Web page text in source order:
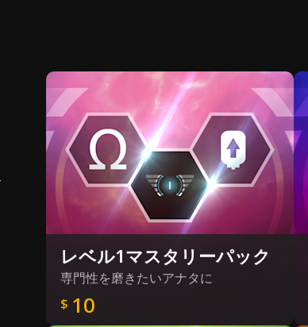
レベル1マスタリーパック
専門性を磨きたいアナタに
$ 10